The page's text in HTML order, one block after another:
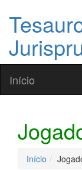
Início
Início